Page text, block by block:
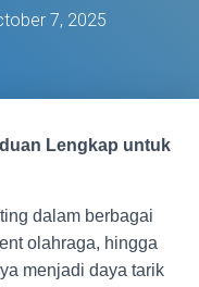
I
7, 2025
Lengkap untuk
dalam berbagai
olahraga, hingga
menjadi daya tarik